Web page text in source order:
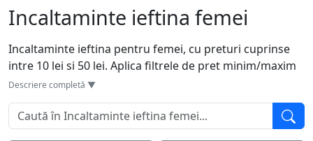
Incaltaminte ieftina femei
Incaltaminte ieftina pentru femei, cu preturi cuprinse
intre 10 lei si 50 lei. Aplica filtrele de pret minim/maxim
pentru a modifica pretul in functie de bugetul tau.
Pentru a gasi cu usurinta produsele care te intereseaza
(pantofi, sandale, cizme, ghete etc), foloseste functia de
cautare de mai jos
Descriere completă ▼